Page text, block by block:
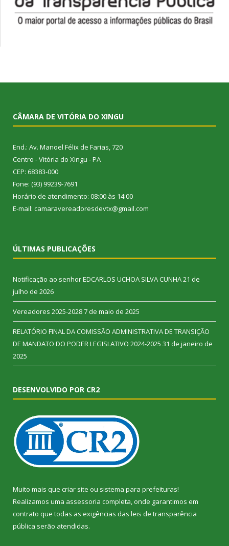
CÂMARA DE VITÓRIA DO XINGU
End.: Av. Manoel Félix de Farias, 720
Centro - Vitória do Xingu - PA
CEP: 68383-000
Fone: (93) 99239-7691
Horário de atendimento: 08:00 às 14:00
E-mail: camaravereadoresdevtx@gmail.com
ÚLTIMAS PUBLICAÇÕES
Notificação ao senhor EDCARLOS UCHOA SILVA CUNHA21 de
julho de 2026
Vereadores 2025-20287 de maio de 2025
RELATÓRIO FINAL DA COMISSÃO ADMINISTRATIVA DE TRANSIÇÃO
DE MANDATO DO PODER LEGISLATIVO 2024-2025 31 de janeiro de
2025
DESENVOLVIDO POR CR2
Muito mais que criar site ou sistema para prefeituras!
Realizamos uma assessoria completa, onde garantimos em
contrato que todas as exigências das leis de transparência
pública serão atendidas.